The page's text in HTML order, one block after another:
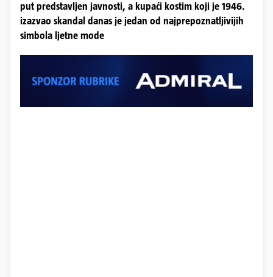
put predstavljen javnosti, a kupaći kostim koji je 1946.
izazvao skandal danas je jedan od najprepoznatljivijih
simbola ljetne mode